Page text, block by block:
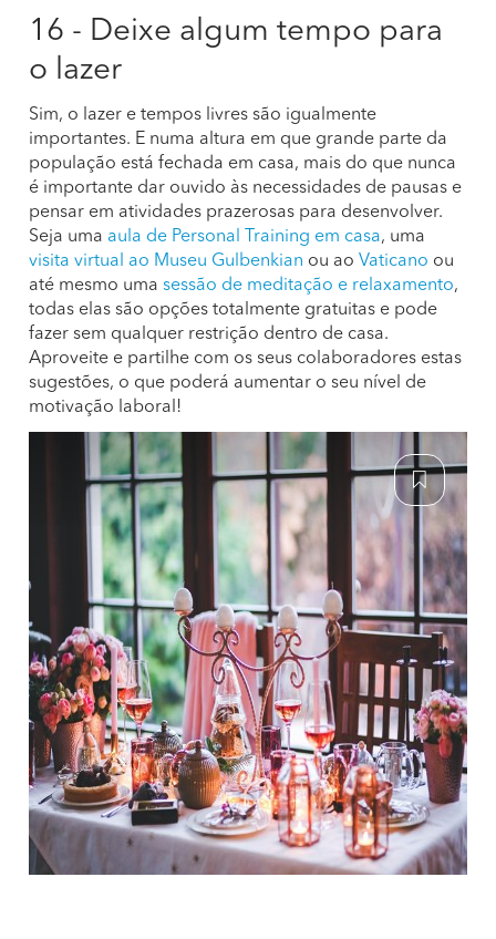
16 - Deixe algum tempo para
o lazer
Sim, o lazer e tempos livres são igualmente
importantes. E numa altura em que grande parte da
população está fechada em casa, mais do que nunca
é importante dar ouvido às necessidades de pausas e
pensar em atividades prazerosas para desenvolver.
Seja uma aula de Personal Training em casa, uma
visita virtual ao Museu Gulbenkian ou ao Vaticano ou
até mesmo uma sessão de meditação e relaxamento,
todas elas são opções totalmente gratuitas e pode
fazer sem qualquer restrição dentro de casa.
Aproveite e partilhe com os seus colaboradores estas
sugestões, o que poderá aumentar o seu nível de
motivação laboral!